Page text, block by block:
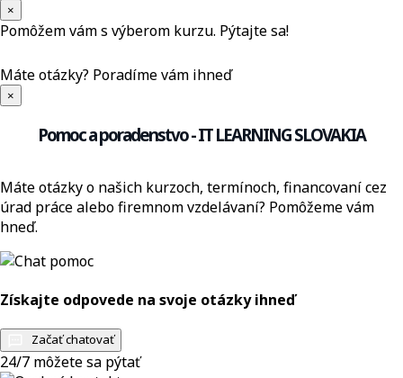
×
Pomôžem vám s výberom kurzu. Pýtajte sa!
Máte otázky? Poradíme vám ihneď
×
Pomoc a poradenstvo - IT LEARNING SLOVAKIA
Máte otázky o našich kurzoch, termínoch, financovaní cez
úrad práce alebo firemnom vzdelávaní? Pomôžeme vám
hneď.
Získajte odpovede na svoje otázky ihneď
Začať chatovať
24/7 môžete sa pýtať